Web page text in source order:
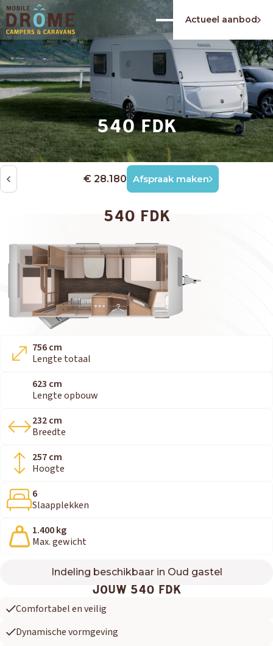
Actueel aanbod
540 FDK
€ 28.180 Afspraak maken
540 FDK
756 cm
Lengte totaal
623 cm
Lengte opbouw
232 cm
Breedte
257 cm
Hoogte
6
Slaapplekken
1.400 kg
Max. gewicht
Indeling beschikbaar in Oud gastel
540 FDK
JOUW 540 FDK
Comfortabel en veilig
Dynamische vormgeving